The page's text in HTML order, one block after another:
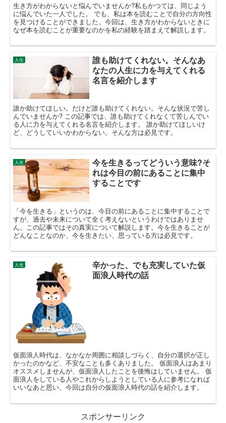
生き方がわからないと悩んでいませんか?私もかつては、同じよう
に悩んでいた一人でした。 でも、私は本を読むことで自分の方向性
を見つけることができました。今回は、生き方がわからないときに
なぜ本を読むことが重要なのかを私の経験を踏まえて解説します。
人生
誰も助けてくれない。そんなあ
なたの人生に力を与えてくれる
名言を紹介します
誰か助けてほしい。だけど誰も助けてくれない。そんな状況で苦し
んでいませんか? この記事では、誰も助けてくれなくて苦しんでい
る人に力を与えてくれる名言を紹介します。 誰か助けてほしいけ
ど、どうしていいかわからない。そんな方は必見です。
人生
今を生きるってどういう意味?そ
れは今目の前にあることに集中
することです
「今を生きる」というのは、今目の前にあることに集中することで
すが、過去や未来について全く考えないというわけではありませ
ん。この記事ではその真実について解説します。今を生きることが
どんなことなのか、今を生きたい、思っている方は必見です。
人生
辛かった、でも充実していた仮
面浪人時代の話
仮面浪人時代は、なかなか周囲に相談しづらく、自分の選択が正し
かったのかなど、不安なことも多くありました。 仮面浪人はあまり
オススメしませんが、仮面浪人したことを後悔はしていません。 仮
面浪人をしている人やこれからしようとしている人に参考になれば
いいなあと思い、今回は自分の仮面浪人時代の話を紹介します。
スポンサーリンク